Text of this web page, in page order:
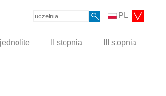
PL
jednolite II stopnia III stopnia